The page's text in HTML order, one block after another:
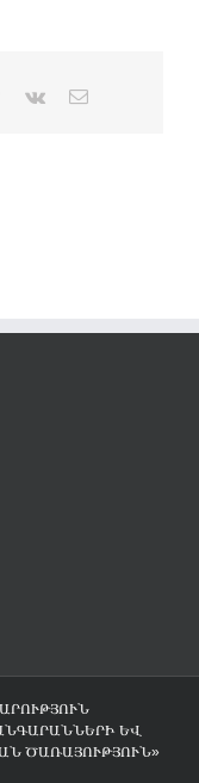
Pinterest
Vk Email
ԵՎ
ԾԱՌԱՅՈՒԹՅՈՒՆ»